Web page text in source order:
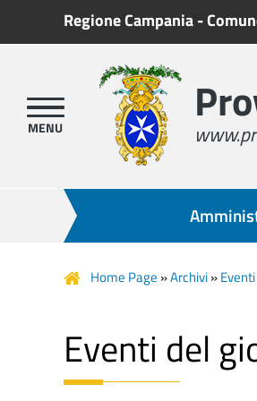
Regione Campania-
Home Page »Archivi»
Eventi del